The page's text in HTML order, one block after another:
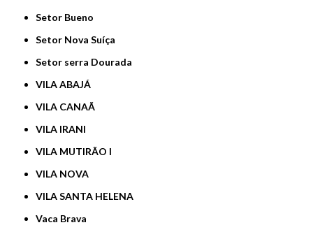
Setor Bueno
Setor Nova Suíça
Setor serra Dourada
VILA ABAJÁ
VILA CANAÃ
VILA IRANI
VILA MUTIRÃO I
VILA NOVA
VILA SANTA HELENA
Vaca Brava